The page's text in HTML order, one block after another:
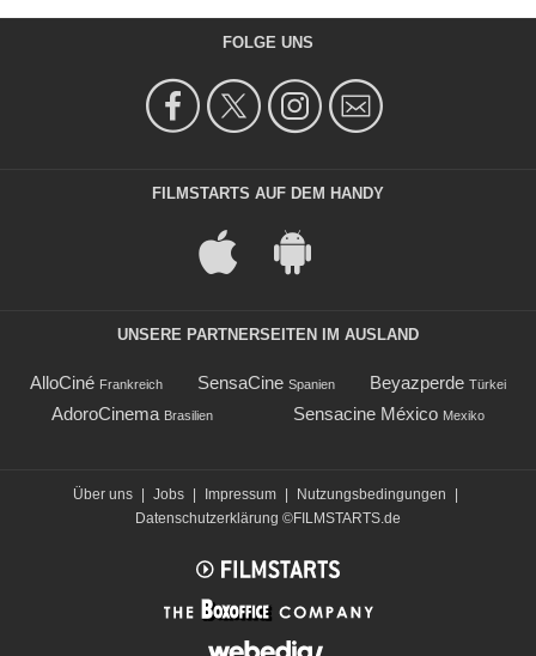
FOLGE UNS
FILMSTARTS AUF DEM HANDY
UNSERE PARTNERSEITEN IM AUSLAND
AlloCiné Frankreich SensaCine Spanien Beyazperde Türkei
AdoroCinema Brasilien Sensacine México Mexiko
Über uns | Jobs | Impressum | Nutzungsbedingungen
|
Datenschutzerklärung ©FILMSTARTS.de